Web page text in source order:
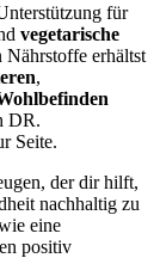
für
vegetarische
Nährstoffe erhältst
,
DR.
Seite.
der dir hilft,
nachhaltig zu
eine
positiv